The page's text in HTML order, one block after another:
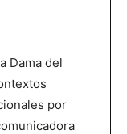
Dama del
por